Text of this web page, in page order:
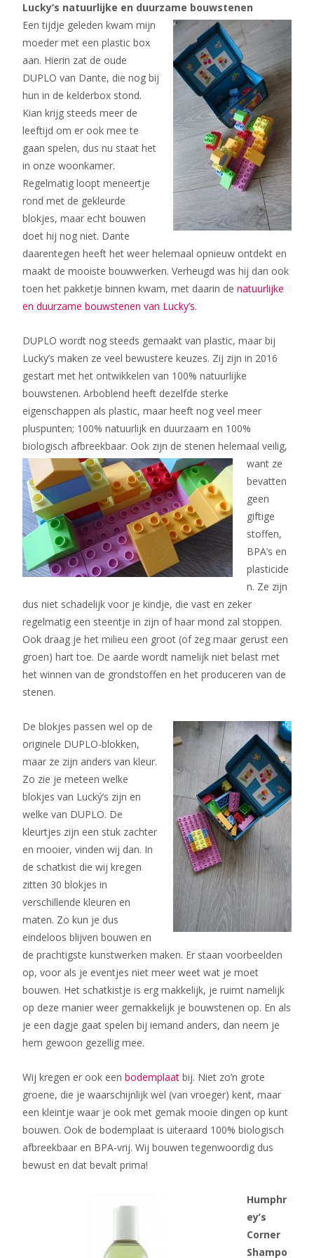
Lucky’s natuurlijke en duurzame bouwstenen
Een tijdje geleden kwam mijn
moeder met een plastic box
aan. Hierin zat de oude
DUPLO van Dante, die nog bij
hun in de kelderbox stond.
Kian krijg steeds meer de
leeftijd om er ook mee te
gaan spelen, dus nu staat het
in onze woonkamer.
Regelmatig loopt meneertje
rond met de gekleurde
blokjes, maar echt bouwen
doet hij nog niet. Dante
daarentegen heeft het weer helemaal opnieuw ontdekt en
maakt de mooiste bouwwerken. Verheugd was hij dan ook
toen het pakketje binnen kwam, met daarin de natuurlijke
en duurzame bouwstenen van Lucky’s.
DUPLO wordt nog steeds gemaakt van plastic, maar bij
Lucky’s maken ze veel bewustere keuzes. Zij zijn in 2016
gestart met het ontwikkelen van 100% natuurlijke
bouwstenen. Arboblend heeft dezelfde sterke
eigenschappen als plastic, maar heeft nog veel meer
pluspunten; 100% natuurlijk en duurzaam en 100%
biologisch afbreekbaar. Ook zijn de stenen helemaal veilig,
want ze
bevatten
geen
giftige
stoffen,
BPA’s en
plasticide
n. Ze zijn
dus niet schadelijk voor je kindje, die vast en zeker
regelmatig een steentje in zijn of haar mond zal stoppen.
Ook draag je het milieu een groot (of zeg maar gerust een
groen) hart toe. De aarde wordt namelijk niet belast met
het winnen van de grondstoffen en het produceren van de
stenen.
De blokjes passen wel op de
originele DUPLO-blokken,
maar ze zijn anders van kleur.
Zo zie je meteen welke
blokjes van Lucký’s zijn en
welke van DUPLO. De
kleurtjes zijn een stuk zachter
en mooier, vinden wij dan. In
de schatkist die wij kregen
zitten 30 blokjes in
verschillende kleuren en
maten. Zo kun je dus
eindeloos blijven bouwen en
de prachtigste kunstwerken maken. Er staan voorbeelden
op, voor als je eventjes niet meer weet wat je moet
bouwen. Het schatkistje is erg makkelijk, je ruimt namelijk
op deze manier weer gemakkelijk je bouwstenen op. En als
je een dagje gaat spelen bij iemand anders, dan neem je
hem gewoon gezellig mee.
Wij kregen er ook een bodemplaat bij. Niet zo’n grote
groene, die je waarschijnlijk wel (van vroeger) kent, maar
een kleintje waar je ook met gemak mooie dingen op kunt
bouwen. Ook de bodemplaat is uiteraard 100% biologisch
afbreekbaar en BPA-vrij. Wij bouwen tegenwoordig dus
bewust en dat bevalt prima!
Humphr
ey’s
Corner
Shampo